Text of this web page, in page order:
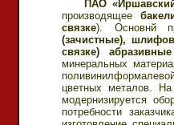
ПАО
производящее
связке). Основнй
(зачистные),
связке)
минеральных
цветных металов. На
модернизируется
потребности